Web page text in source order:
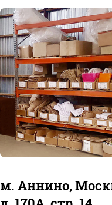
м. Аннино,